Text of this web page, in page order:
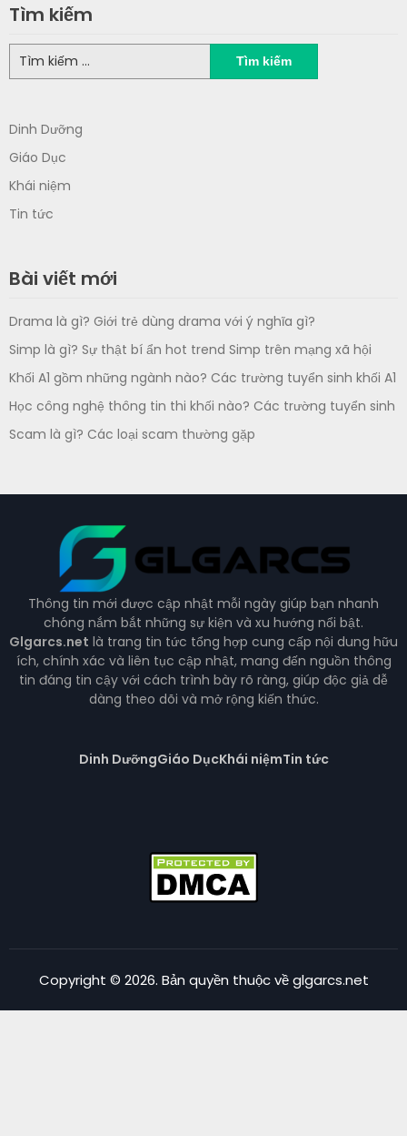
Tìm kiếm
Tìm
kiếm
Dinh Dưỡng
Giáo Dục
Khái niệm
Tin tức
Bài viết mới
Drama là gì? Giới trẻ dùng drama với ý nghĩa gì?
Simp là gì? Sự thật bí ẩn hot trend Simp trên mạng xã hội
Khối A1 gồm những ngành nào? Các trường tuyển sinh khối A1
Học công nghệ thông tin thi khối nào? Các trường tuyển sinh
Scam là gì? Các loại scam thường gặp
Thông tin mới được cập nhật mỗi ngày giúp bạn nhanh
chóng nắm bắt những sự kiện và xu hướng nổi bật.
Glgarcs.net là trang tin tức tổng hợp cung cấp nội dung hữu
ích, chính xác và liên tục cập nhật, mang đến nguồn thông
tin đáng tin cậy với cách trình bày rõ ràng, giúp độc giả dễ
dàng theo dõi và mở rộng kiến thức.
Dinh DưỡngGiáo DụcKhái niệmTin tức
Copyright © 2026. Bản quyền thuộc về glgarcs.net